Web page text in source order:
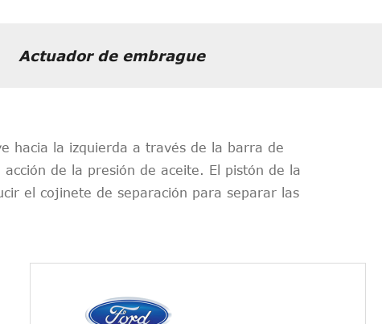
Actuador de embrague
hacia la izquierda a través de la barra de
de la presión de aceite. El pistón de la
el cojinete de separación para separar las